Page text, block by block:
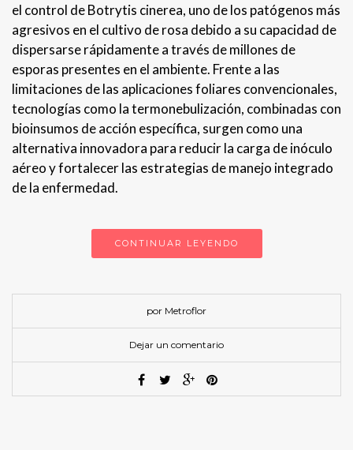
el control de Botrytis cinerea, uno de los patógenos más
agresivos en el cultivo de rosa debido a su capacidad de
dispersarse rápidamente a través de millones de
esporas presentes en el ambiente. Frente a las
limitaciones de las aplicaciones foliares convencionales,
tecnologías como la termonebulización, combinadas con
bioinsumos de acción específica, surgen como una
alternativa innovadora para reducir la carga de inóculo
aéreo y fortalecer las estrategias de manejo integrado
de la enfermedad.
CONTINUAR LEYENDO
por Metroflor
Dejar un comentario